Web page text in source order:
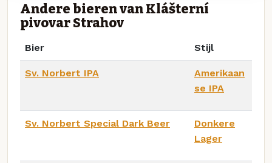
Andere bieren van Klášterní
pivovar Strahov
Bier Stijl
Sv. Norbert IPA
Amerikaan
se IPA
Sv. Norbert Special Dark Beer
Donkere
Lager